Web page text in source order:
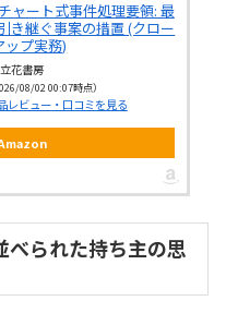
ャート式事件処理要領: 最
き継ぐ事案の措置 (クロー
ップ実務)
立花書房
08/02 00:07時点）
レビュー・口コミを見る
べられた持ち主の思